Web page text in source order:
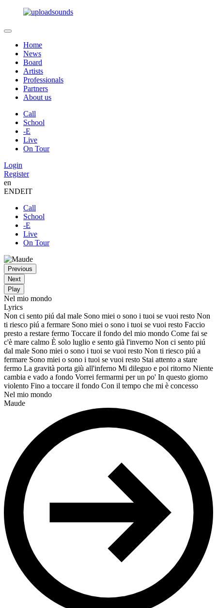
Home
News
Board
Artists
Professionals
Partners
About us
Call
School
-E
Live
On Tour
Login
Register
en
ENDEIT
Call
School
-E
Live
On Tour
Previous
Next
Play
Nel mio mondo
Lyrics
Non ci sento piú dal male Sono miei o sono i tuoi se vuoi resto Non
ti riesco piú a fermare Sono miei o sono i tuoi se vuoi resto Faccio
presto a restare fermo Toccare il fondo del mio mondo Come fai se
c'è mare calmo È solo luglio e sento già l'inverno Non ci sento piú
dal male Sono miei o sono i tuoi se vuoi resto Non ti riesco piú a
fermare Sono miei o sono i tuoi se vuoi resto Stai attento a stare
fermo La gravità porta giù all'inferno Mi dileguo e poi ritorno Niente
cambia e vado a fondo Vorrei fermarmi per un po' In questo giorno
violento Fino a toccare il fondo Con il tempo che mi è concesso
Nel mio mondo
Maude